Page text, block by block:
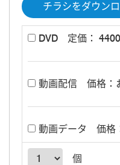
チラシをダウン
DVD 定価：
動画配信 価格：
動画データ 価格
個